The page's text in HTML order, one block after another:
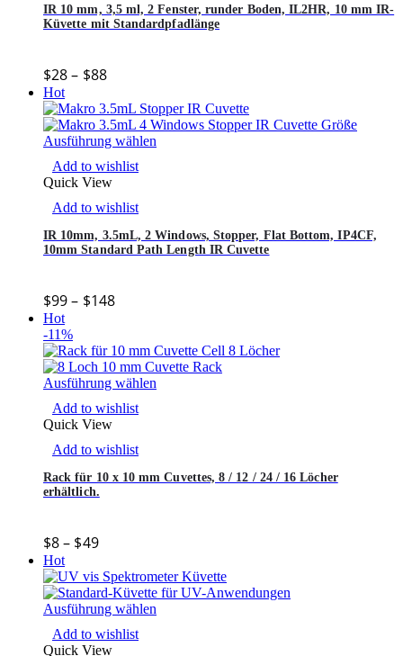
IR 10 mm, 3,5 ml, 2 Fenster, runder Boden, IL2HR, 10 mm IR-
Küvette mit Standardpfadlänge
$28– $88
Hot
Ausführung wählen
Add to wishlist
Quick View
Add to wishlist
IR 10mm, 3.5mL, 2 Windows, Stopper, Flat Bottom, IP4CF,
10mm Standard Path Length IR Cuvette
$99– $148
Hot
-11%
Ausführung wählen
Add to wishlist
Quick View
Add to wishlist
Rack für 10 x 10 mm Cuvettes, 8 / 12 / 24 / 16 Löcher
erhältlich.
$8– $49
Hot
Ausführung wählen
Add to wishlist
Quick View